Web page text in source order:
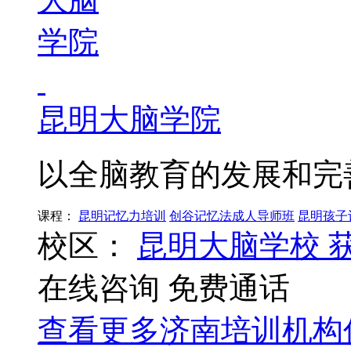
昆明大脑学院
以全脑教育的发展和
课程： 昆明记忆力培训 创谷记忆法成人导师班 昆明孩
校区： 昆明大脑学校
在线咨询 免费通话
查看更多济南培训机构